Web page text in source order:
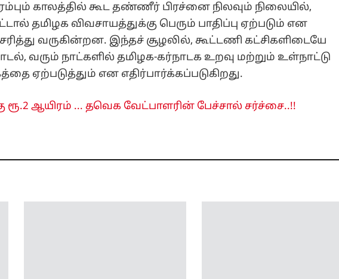
காலத்தில் கூட தண்ணீர் பிரச்னை நிலவும் நிலையில்,
தமிழக விவசாயத்துக்கு பெரும் பாதிப்பு ஏற்படும் என
வருகின்றன. இந்தச் சூழலில், கூட்டணி கட்சிகளிடையே
வரும் நாட்களில் தமிழக-கர்நாடக உறவு மற்றும் உள்நாட்டு
ஏற்படுத்தும் என எதிர்பார்க்கப்படுகிறது.
ரூ.2 ஆயிரம் ... தவெக வேட்பாளரின் பேச்சால் சர்ச்சை..!!